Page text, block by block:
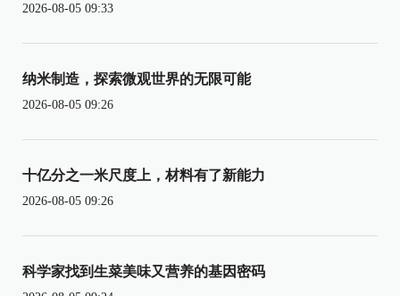
2026-08-05 09:33
纳米制造，探索微观世界的无限可能
2026-08-05 09:26
十亿分之一米尺度上，材料有了新能力
2026-08-05 09:26
科学家找到生菜美味又营养的基因密码